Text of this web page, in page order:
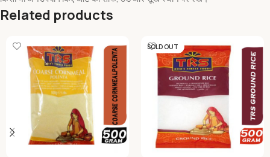
Related products
SOLD OUT